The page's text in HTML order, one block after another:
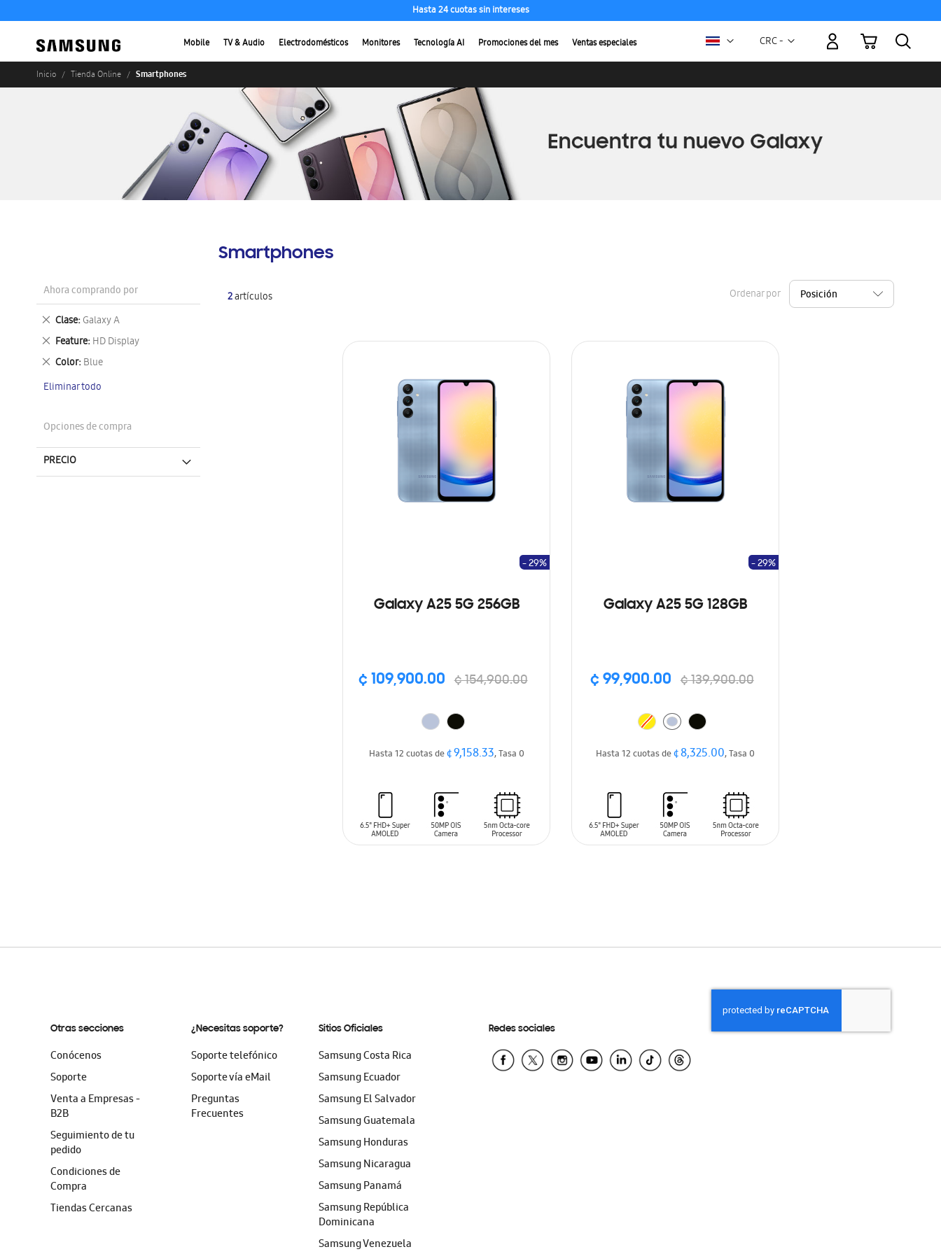
Hasta 24 cuotas sin intereses
Mobile TV & Audio Electrodomésticos Monitores Tecnología AI Promociones del mes Ventas especiales Moneda
CRC -
Mi carrito
Inicio Tienda Online Smartphones
Smartphones
2artículos Ordenar por
Galaxy A25 5G 256GB
¢ 109,900.00 ¢ 154,900.00
- 29%
Hasta 12 cuotas de¢ 9,158.33, Tasa 0
Galaxy A25 5G 128GB
¢ 99,900.00 ¢ 139,900.00
- 29%
Hasta 12 cuotas de¢ 8,325.00, Tasa 0
Ahora comprando por
Clase Galaxy A
Eliminar
este
artículo
Feature HD Display
Eliminar
este
artículo
Color Blue
Eliminar
artículo
Eliminar todo
Opciones de compra
PRECIO
Otras secciones
Conócenos
Soporte
Venta a Empresas -
B2B
Seguimiento de tu
pedido
Condiciones de
Compra
Tiendas Cercanas
¿Necesitas soporte?
Soporte telefónico
Soporte vía eMail
Preguntas
Frecuentes
Sitios Oficiales
Samsung Costa Rica
Samsung Ecuador
Samsung El Salvador
Samsung Guatemala
Samsung Honduras
Samsung Nicaragua
Samsung Panamá
Samsung República
Dominicana
Samsung Venezuela
Redes sociales